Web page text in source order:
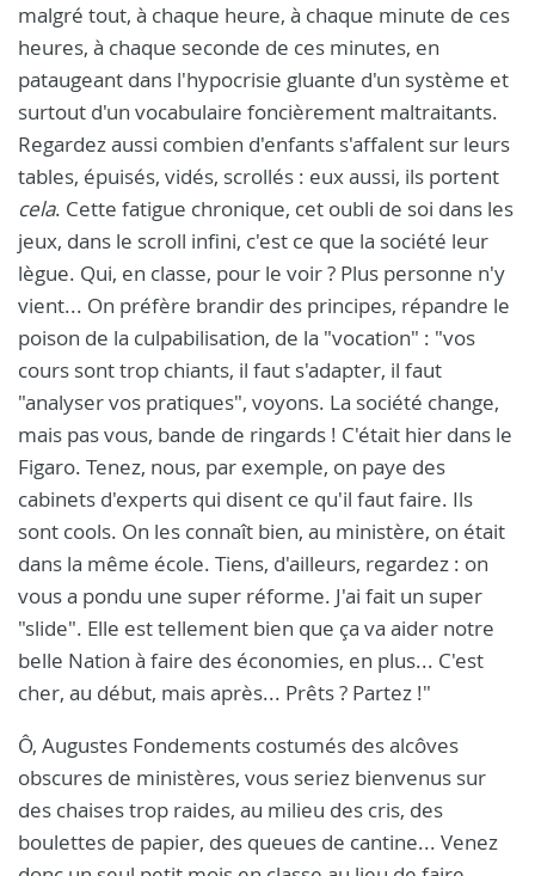
malgré tout, à chaque heure, à chaque minute de ces
heures, à chaque seconde de ces minutes, en
pataugeant dans l'hypocrisie gluante d'un système et
surtout d'un vocabulaire foncièrement maltraitants.
Regardez aussi combien d'enfants s'affalent sur leurs
tables, épuisés, vidés, scrollés : eux aussi, ils portent
cela. Cette fatigue chronique, cet oubli de soi dans les
jeux, dans le scroll infini, c'est ce que la société leur
lègue. Qui, en classe, pour le voir ? Plus personne n'y
vient... On préfère brandir des principes, répandre le
poison de la culpabilisation, de la "vocation" : "vos
cours sont trop chiants, il faut s'adapter, il faut
"analyser vos pratiques", voyons. La société change,
mais pas vous, bande de ringards ! C'était hier dans le
Figaro. Tenez, nous, par exemple, on paye des
cabinets d'experts qui disent ce qu'il faut faire. Ils
sont cools. On les connaît bien, au ministère, on était
dans la même école. Tiens, d'ailleurs, regardez : on
vous a pondu une super réforme. J'ai fait un super
"slide". Elle est tellement bien que ça va aider notre
belle Nation à faire des économies, en plus... C'est
cher, au début, mais après... Prêts ? Partez !"
Ô, Augustes Fondements costumés des alcôves
obscures de ministères, vous seriez bienvenus sur
des chaises trop raides, au milieu des cris, des
boulettes de papier, des queues de cantine... Venez